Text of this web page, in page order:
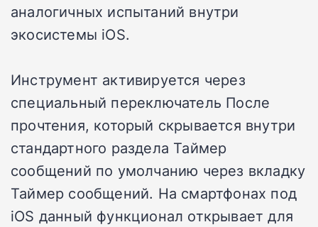
аналогичных испытаний внутри
экосистемы iOS.
Инструмент активируется через
специальный переключатель После
прочтения, который скрывается внутри
стандартного раздела Таймер
сообщений по умолчанию через вкладку
Таймер сообщений. На смартфонах под
iOS данный функционал открывает для